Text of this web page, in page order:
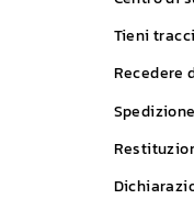
Tieni
Recedere